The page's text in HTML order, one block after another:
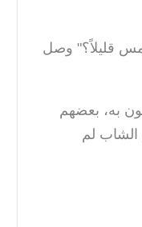
قليلاً؟" وصل
به، بعضهم
الشاب لم